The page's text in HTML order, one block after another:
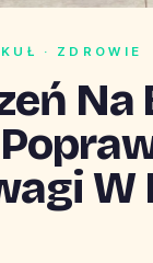
· ZDROWIE
Na
W